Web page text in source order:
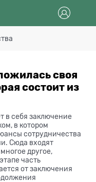
своя
состоит из
в себя заключение
в котором
сотрудничества
Сюда входят
другое,
часть
от заключения